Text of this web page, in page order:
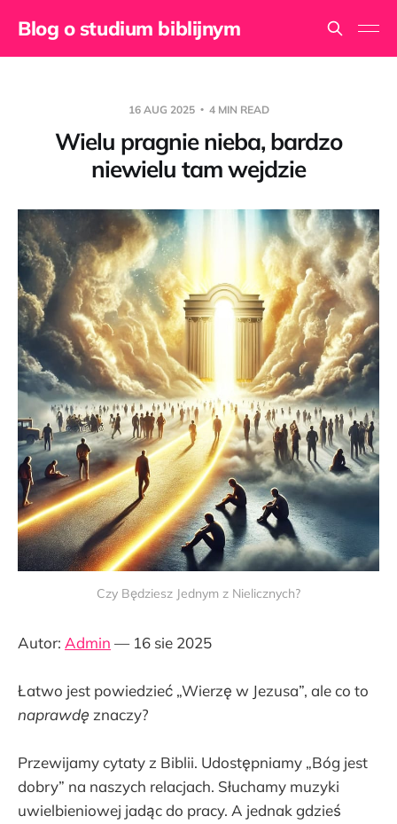
Blog o studium biblijnym
16 AUG 2025 4 MIN READ
Wielu pragnie nieba, bardzo
niewielu tam wejdzie
Czy Będziesz Jednym z Nielicznych?
Autor: Admin — 16 sie 2025
Łatwo jest powiedzieć „Wierzę w Jezusa”, ale co to
naprawdę znaczy?
Przewijamy cytaty z Biblii. Udostępniamy „Bóg jest
dobry” na naszych relacjach. Słuchamy muzyki
uwielbieniowej jadąc do pracy. A jednak gdzieś